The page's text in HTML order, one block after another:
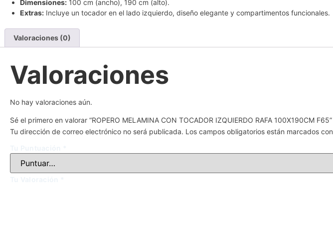
Dimensiones: 100 cm (ancho), 190 cm (alto).
Extras: Incluye un tocador en el lado izquierdo, diseño elegante y compartimentos funcionales.
Valoraciones (0)
Valoraciones
No hay valoraciones aún.
Sé el primero en valorar “ROPERO MELAMINA CON TOCADOR IZQUIERDO RAFA 100X190CM F65”
Tu dirección de correo electrónico no será publicada. Los campos obligatorios están marcados con